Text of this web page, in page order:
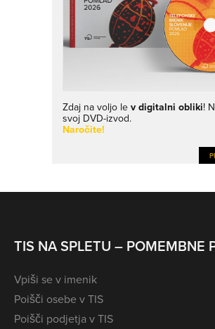
Zdaj na voljo le v digitalni obliki!
svoj DVD-izvod.
Naročite!
TIS NA SPLETU – POMEMBNE
Vpiši se v imenik
Poišči osebe v TIS
Poišči podjetja v TIS